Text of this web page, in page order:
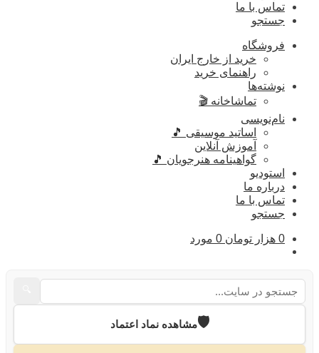
تماس با ما
جستجو
فروشگاه
خرید از خارج ایران
راهنمای خرید
نوشته‌ها
تماشاخانه 🎬
نام‌نویسی
اساتید موسیقی 🎵
آموزش آنلاین
گواهینامه هنرجویان 🎵
استودیو
درباره ما
تماس با ما
جستجو
0 هزار تومان 0 مورد
🛡️مشاهده نماد اعتماد